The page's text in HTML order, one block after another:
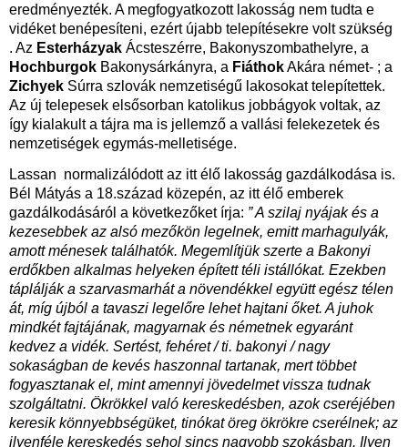
eredményezték. A megfogyatkozott lakosság nem tudta e
vidéket benépesíteni, ezért újabb telepítésekre volt szükség
. Az Esterházyak Ácsteszérre, Bakonyszombathelyre, a
Hochburgok Bakonysárkányra, a FiáthokAkára német- ; a
Zichyek Súrra szlovák nemzetiségű lakosokat telepítettek.
Az új telepesek elsősorban katolikus jobbágyok voltak, az
így kialakult a tájra ma is jellemző a vallási felekezetek és
nemzetiségek egymás-melletisége.
Lassan normalizálódott az itt élő lakosság gazdálkodása is.
Bél Mátyás a 18.század közepén, az itt élő emberek
gazdálkodásáról a következőket írja: ” A szilaj nyájak és a
kezesebbek az alsó mezőkön legelnek, emitt marhagulyák,
amott ménesek találhatók. Megemlítjük szerte a Bakonyi
erdőkben alkalmas helyeken épített téli istállókat. Ezekben
táplálják a szarvasmarhát a növendékkel együtt egész télen
át, míg újból a tavaszi legelőre lehet hajtani őket. A juhok
mindkét fajtájának, magyarnak és németnek egyaránt
kedvez a vidék. Sertést, fehéret / ti. bakonyi / nagy
sokaságban de kevés haszonnal tartanak, mert többet
fogyasztanak el, mint amennyi jövedelmet vissza tudnak
szolgáltatni. Ökrökkel való kereskedésben, azok cseréjében
keresik könnyebbségüket, tinókat öreg ökrökre cserélnek; az
ilyenféle kereskedés sehol sincs nagyobb szokásban. Ilyen